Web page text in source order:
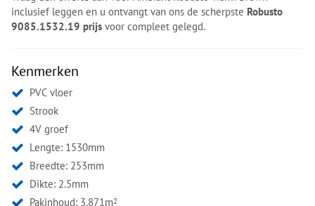
inclusief leggen en u ontvangt van ons de scherpste Robusto
9085.1532.19 prijs voor compleet gelegd.
Kenmerken
PVC vloer
Strook
4V groef
Lengte: 1530mm
Breedte: 253mm
Dikte: 2.5mm
Pakinhoud: 3.871m2